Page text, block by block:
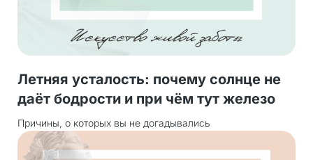
Летняя усталость: почему солнце не
даёт бодрости и при чём тут железо
Причины, о которых вы не догадывались